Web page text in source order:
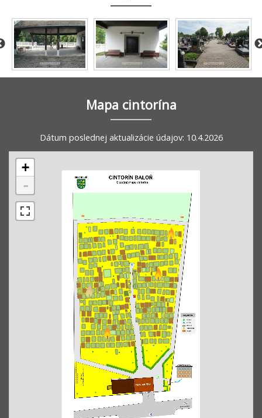
Mapa cintorína
Dátum poslednej aktualizácie údajov: 10.4.2026
+
-